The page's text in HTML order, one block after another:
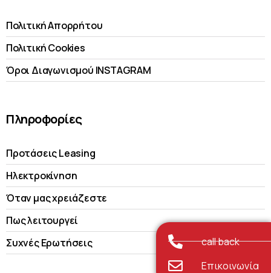
Πολιτική Απορρήτου
Πολιτική Cookies
Όροι Διαγωνισμού INSTAGRAM
Πληροφορίες
Προτάσεις Leasing
Ηλεκτροκίνηση
Όταν μας χρειάζεστε
Πως λειτουργεί
Συχνές Ερωτήσεις
call back
Επικοινωνία